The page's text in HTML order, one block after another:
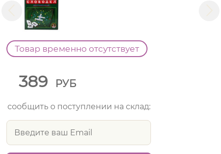
Товар временно отсутствует
389 РУБ
сообщить о поступлении на склад: